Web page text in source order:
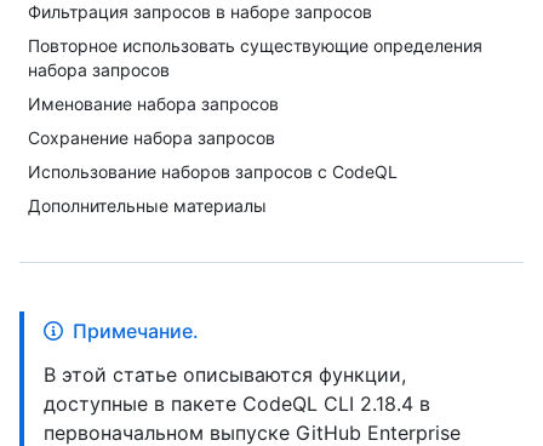
Фильтрация запросов в наборе запросов
Повторное использовать существующие определения
набора запросов
Именование набора запросов
Сохранение набора запросов
Использование наборов запросов с CodeQL
Дополнительные материалы
Примечание.
В этой статье описываются функции,
доступные в пакете CodeQL CLI 2.18.4 в
первоначальном выпуске GitHub Enterprise